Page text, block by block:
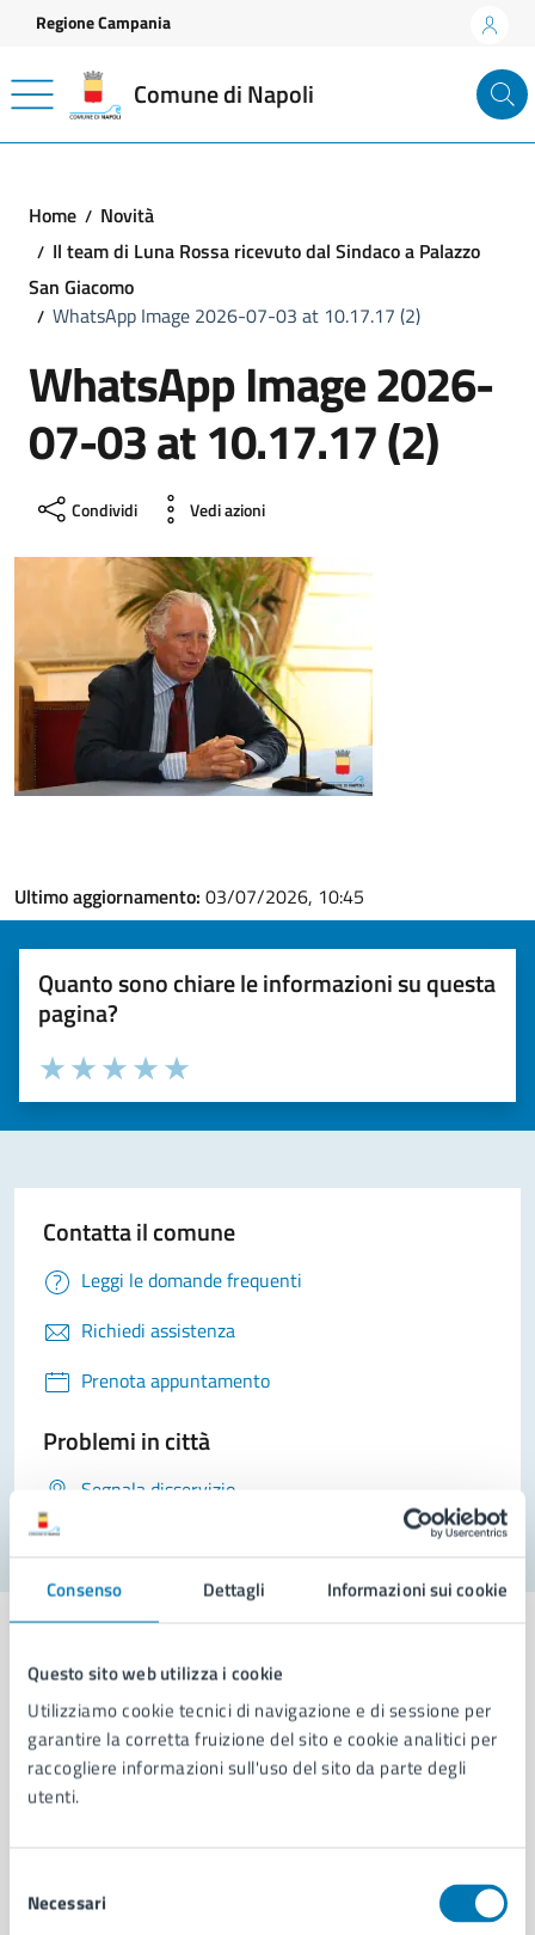
Consenso Dettagli Informazioni sui cookie
Questo sito web utilizza i cookie
Utilizziamo cookie tecnici di navigazione e di sessione per
garantire la corretta fruizione del sito e cookie analitici per
raccogliere informazioni sull'uso del sito da parte degli
utenti.
delNecessari
Vai ai contenuti
Vai al footer
Regione Campania
Comune di Napoli
Home
Novità
Il team di Luna Rossa ricevuto dal Sindaco a Palazzo
San Giacomo
WhatsApp Image 2026-07-03 at 10.17.17 (2)
WhatsApp Image 2026-
07-03 at 10.17.17 (2)
Condividi Vedi azioni
Ultimo aggiornamento: 03/07/2026, 10:45
Quanto sono chiare le informazioni su questa
pagina?
Valuta la chiarezza delle informazioni (da 1 a 5 stelle)
Seleziona il numero di stelle per valutare la chiarezza delle
Valuta 5 stelle su 5
Valuta 4 stelle su 5
Valuta 3 stelle su 5
Valuta 2 stelle su 5
Valuta 1 stelle su 5
Contatta il comune
Leggi le domande frequenti
Richiedi assistenza
Prenota appuntamento
Problemi in città
Segnala disservizio
Comune di Napoli
AMMINISTRAZIONE
Municipalità
Uffici